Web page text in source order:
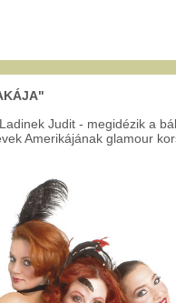
Judit - megidézik a
Amerikájának glamour